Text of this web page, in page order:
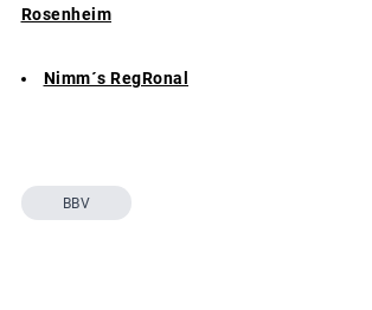
Rosenheim
Nimm´s RegRonal
BBV